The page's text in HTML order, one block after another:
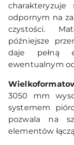
charakteryzuje
odpornym na
czystości.
późniejsze
daje pełną
ewentualnym
3050 mm
systemem
pozwala na
elementów